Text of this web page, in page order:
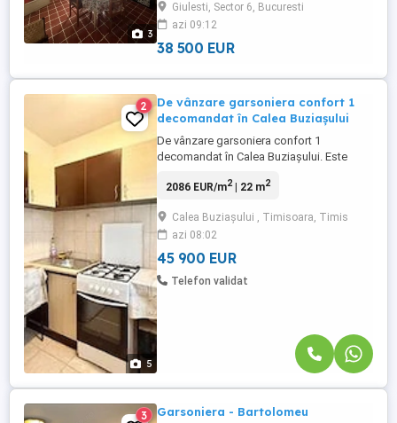
3
autobuze și Gara de Nord.
Giulesti, Sector 6, Bucuresti
azi 09:12
38 500 EUR
5
2
De vânzare garsoniera confort 1
decomandat în Calea Buziașului
De vânzare garsoniera confort 1
decomandat în Calea Buziașului. Este
bucătărie, baie și balcon toate separate.
situată aproape de magazine și mijloace
de transport. Prețul este 45900 ușor
negociabil
2086 EUR/m2| 22 m2
Calea Buziașului , Timisoara, Timis
azi 08:02
45 900 EUR
Telefon validat
3 Garsoniera - Bartolomeu